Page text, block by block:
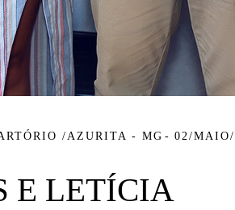
/AZURITA - MG 02/
E LETÍCIA